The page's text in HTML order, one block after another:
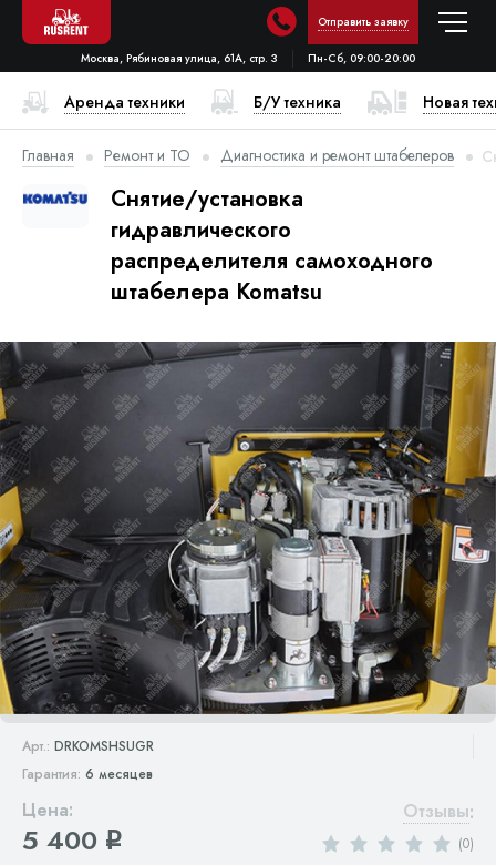
Отправить заявку
Москва, Рябиновая улица, 61А, стр. 3 Пн-Сб, 09:00-20:00
Аренда техники Б/У техника Новая
Главная Ремонт и ТО Диагностика и ремонт штабелеров
Снятие/установка
гидравлического
распределителя самоходного
штабелера Komatsu
Арт.: DRKOMSHSUGR
Гарантия: 6 месяцев
Цена:
5 400 q
Отзывы:
(0)